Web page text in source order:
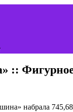
::
набрала